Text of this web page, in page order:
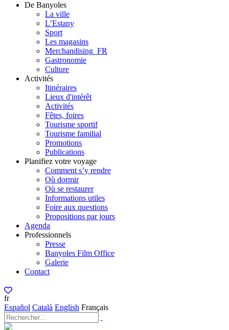
De Banyoles
La ville
L’Estany
Sport
Les magasins
Merchandising_FR
Gastronomie
Culture
Activités
Itinéraires
Lieux d'intérêt
Activités
Fêtes, foires
Tourisme sportif
Tourisme familial
Promotions
Publications
Planifiez votre voyage
Comment s’y rendre
Où dormir
Où se restaurer
Informations utiles
Foire aux questions
Propositions par jours
Agenda
Professionnels
Presse
Banyoles Film Office
Galerie
Contact
fr
Español Català English Français